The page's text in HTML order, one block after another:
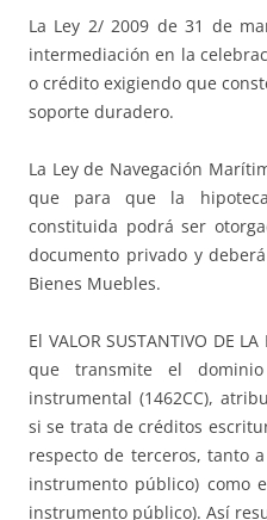
La Ley 2/ 2009 de 31 de
intermediación en la
o crédito exigiendo que
soporte duradero.
La Ley de Navegación
que para que la
constituida podrá ser
documento privado y
Bienes Muebles.
El VALOR SUSTANTIVO DE
que transmite el
instrumental (1462CC),
si se trata de créditos
respecto de terceros, tanto
instrumento público) como
instrumento público). Así